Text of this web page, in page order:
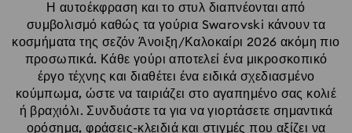
Η αυτοέκφραση και το στυλ διαπνέονται από
συμβολισμό καθώς τα γούρια Swarovski κάνουν τα
κοσμήματα της σεζόν Άνοιξη/Καλοκαίρι 2026 ακόμη πιο
προσωπικά. Κάθε γούρι αποτελεί ένα μικροσκοπικό
έργο τέχνης και διαθέτει ένα ειδικά σχεδιασμένο
κούμπωμα, ώστε να ταιριάζει στο αγαπημένο σας κολιέ
ή βραχιόλι. Συνδυάστε τα για να γιορτάσετε σημαντικά
ορόσημα, φράσεις-κλειδιά και στιγμές που αξίζει να